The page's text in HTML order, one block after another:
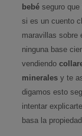
bebé seguro
si es un cuento
maravillas sobre
ninguna base
vendiendo
minerales y te
digamos esto
intentar
basa la